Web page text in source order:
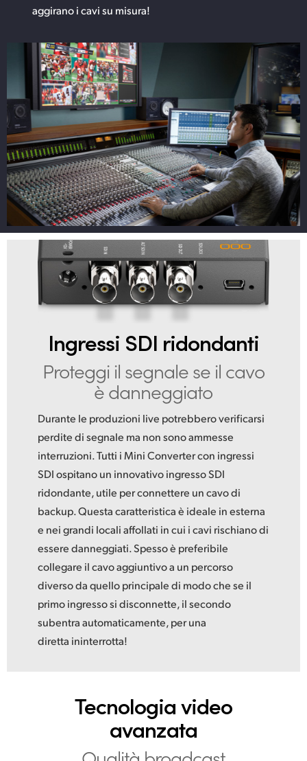
aggirano i cavi su misura!
Ingressi SDI ridondanti
Proteggi il segnale se il cavo
è danneggiato
Durante le produzioni live potrebbero verificarsi
perdite di segnale ma non sono ammesse
interruzioni. Tutti i Mini Converter con ingressi
SDI ospitano un innovativo ingresso SDI
ridondante, utile per connettere un cavo di
backup. Questa caratteristica è ideale in esterna
e nei grandi locali affollati in cui i cavi rischiano di
essere danneggiati. Spesso è preferibile
collegare il cavo aggiuntivo a un percorso
diverso da quello principale di modo che se il
primo ingresso si disconnette, il secondo
subentra automaticamente, per una
diretta ininterrotta!
Tecnologiavideo
avanzata